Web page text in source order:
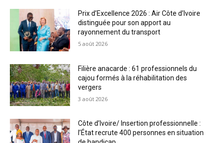
Prix d’Excellence 2026 : Air Côte d’Ivoire
distinguée pour son apport au
rayonnement du transport
5 août 2026
Filière anacarde : 61 professionnels du
cajou formés à la réhabilitation des
vergers
3 août 2026
Côte d’Ivoire/ Insertion professionnelle :
l’État recrute 400 personnes en situation